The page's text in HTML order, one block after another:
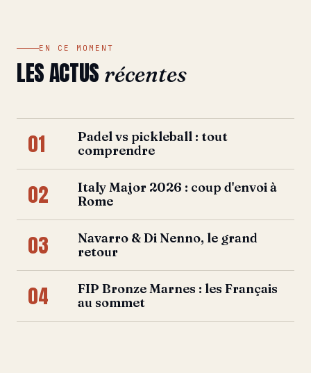
EN CE MOMENT
LES ACTUS récentes
01
Padel vs pickleball : tout
comprendre
02
Italy Major 2026 : coup d'envoi à
Rome
03
Navarro & Di Nenno, le grand
retour
04
FIP Bronze Marnes : les Français
au sommet